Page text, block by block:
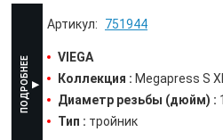
751944
VIEGA
Коллекция : Megapress S
Диаметр резьбы (дюйм) : 1
Тип : тройник